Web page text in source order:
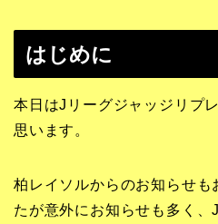
はじめに
本日はJリーグジャッジリプ
思います。
柏レイソルからのお知らせも
たが意外にお知らせも多く